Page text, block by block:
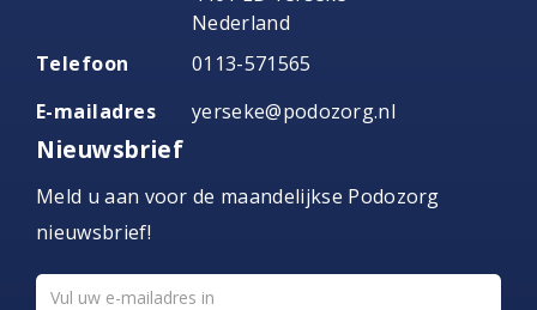
Nederland
Telefoon
0113-571565
E-mailadres
yerseke@podozorg.nl
Nieuwsbrief
Meld u aan voor de maandelijkse Podozorg
nieuwsbrief!